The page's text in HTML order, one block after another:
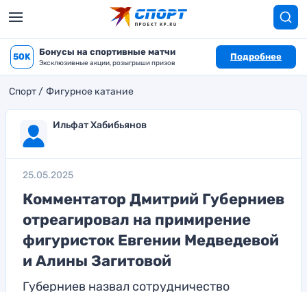
50K Бонусы на спортивные матчи
Эксклюзивные акции, розыгрыши призов
Подробнее
Спорт Фигурное катание
Ильфат Хабибьянов
25.05.2025
Комментатор Дмитрий Губерниев
отреагировал на примирение
фигуристок Евгении Медведевой
и Алины Загитовой
Губерниев назвал сотрудничество